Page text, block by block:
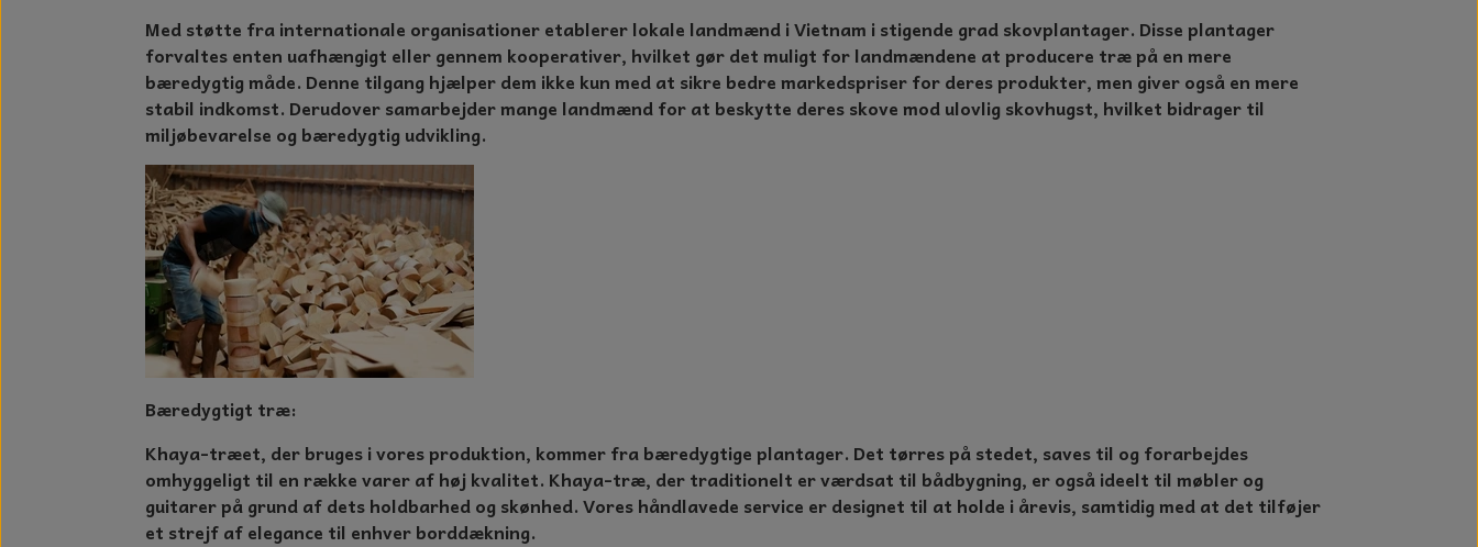
Med støtte fra internationale organisationer etablerer lokale landmænd i Vietnam i stigende grad skovplantager. Disse plantager
forvaltes enten uafhængigt eller gennem kooperativer, hvilket gør det muligt for landmændene at producere træ på en mere
bæredygtig måde. Denne tilgang hjælper dem ikke kun med at sikre bedre markedspriser for deres produkter, men giver også en mere
stabil indkomst. Derudover samarbejder mange landmænd for at beskytte deres skove mod ulovlig skovhugst, hvilket bidrager til
miljøbevarelse og bæredygtig udvikling.
Bæredygtigt træ:
Khaya-træet, der bruges i vores produktion, kommer fra bæredygtige plantager. Det tørres på stedet, saves til og forarbejdes
omhyggeligt til en række varer af høj kvalitet. Khaya-træ, der traditionelt er værdsat til bådbygning, er også ideelt til møbler og
guitarer på grund af dets holdbarhed og skønhed. Vores håndlavede service er designet til at holde i årevis, samtidig med at det tilføjer
et strejf af elegance til enhver borddækning.